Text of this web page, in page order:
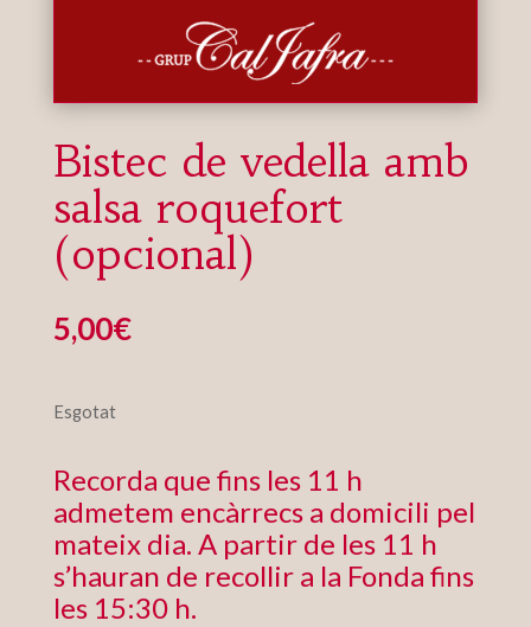
Bistec de vedella amb
salsa roquefort
(opcional)
5,00€
Esgotat
Recorda que fins les 11 h
admetem encàrrecs a domicili pel
mateix dia. A partir de les 11 h
s’hauran de recollir a la Fonda fins
les 15:30 h.